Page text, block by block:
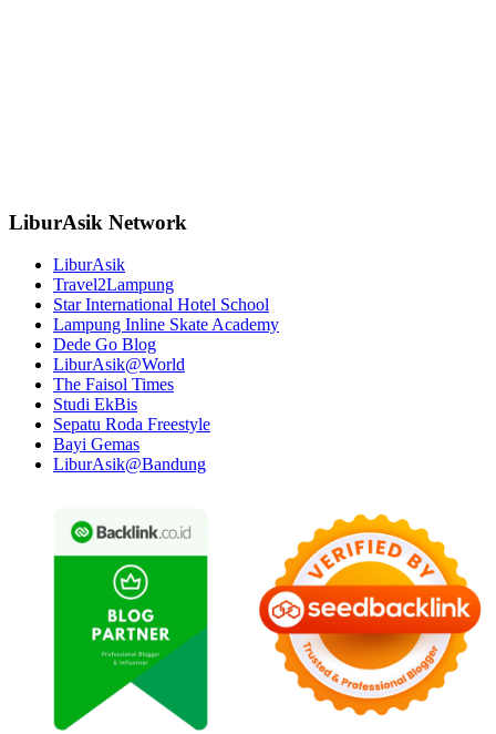
LiburAsik Network
LiburAsik
Travel2Lampung
Star International Hotel School
Lampung Inline Skate Academy
Dede Go Blog
LiburAsik@World
The Faisol Times
Studi EkBis
Sepatu Roda Freestyle
Bayi Gemas
LiburAsik@Bandung